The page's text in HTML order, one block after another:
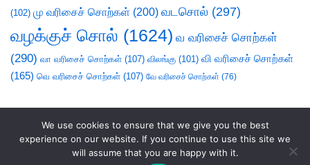
(102) மு வரிசைச் சொற்கள் (200) வடசொல் (297)
வழக்குச் சொல் (1624) வ வரிசைச் சொற்கள்
(290) வா வரிசைச் சொற்கள் (107) விலங்கு (101) வி வரிசைச் சொற்கள்
(165) வெ வரிசைச் சொற்கள் (107) வே வரிசைச் சொற்கள் (76)
We use cookies to ensure that we give you the best
experience on our website. If you continue to use this site we
will assume that you are happy with it.